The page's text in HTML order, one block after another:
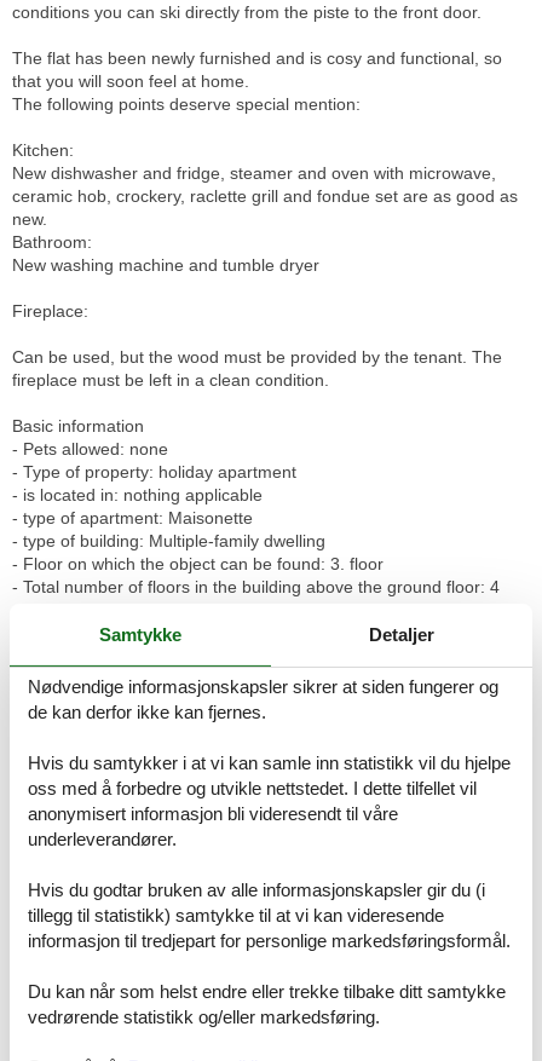
conditions you can ski directly from the piste to the front door.
The flat has been newly furnished and is cosy and functional, so
that you will soon feel at home.
The following points deserve special mention:
Kitchen:
New dishwasher and fridge, steamer and oven with microwave,
ceramic hob, crockery, raclette grill and fondue set are as good as
new.
Bathroom:
New washing machine and tumble dryer
Fireplace:
Can be used, but the wood must be provided by the tenant. The
fireplace must be left in a clean condition.
Basic information
- Pets allowed: none
- Type of property: holiday apartment
- is located in: nothing applicable
- type of apartment: Maisonette
- type of building: Multiple-family dwelling
- Floor on which the object can be found: 3. floor
- Total number of floors in the building above the ground floor: 4
- not observable from the street
- Number of bedrooms: 3
- Number of bathrooms: 2
- WiFi
- air conditioning: no
- heating: Everywhere
- balcony
- ? of which garage spaces: 1
Sleeping
- bedroom is dimmable
bedroom 4
Samtykke Detaljer
Nødvendige informasjonskapsler sikrer at siden fungerer og
de kan derfor ikke kan fjernes.
Hvis du samtykker i at vi kan samle inn statistikk vil du hjelpe
oss med å forbedre og utvikle nettstedet. I dette tilfellet vil
anonymisert informasjon bli videresendt til våre
underleverandører.
Hvis du godtar bruken av alle informasjonskapsler gir du (i
tillegg til statistikk) samtykke til at vi kan videresende
informasjon til tredjepart for personlige markedsføringsformål.
Du kan når som helst endre eller trekke tilbake ditt samtykke
vedrørende statistikk og/eller markedsføring.